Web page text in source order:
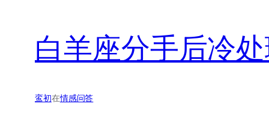
白羊座分手后冷
鸾初在情感问答